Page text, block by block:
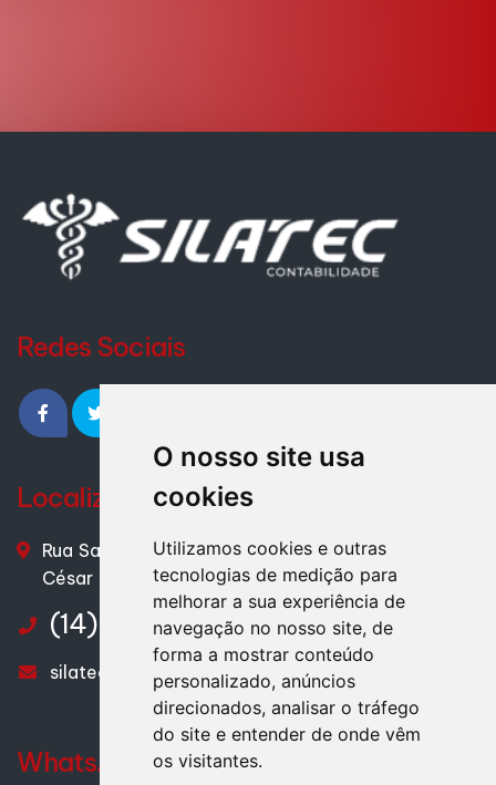
O nosso site usa
cookies
Utilizamos cookies e outras
tecnologias de medição para
melhorar a sua experiência de
navegação no nosso site, de
forma a mostrar conteúdo
personalizado, anúncios
direcionados, analisar o tráfego
do site e entender de onde vêm
os visitantes.
Redes Sociais
Localização
Rua Saldanha Marinho, nº 51 – Centro – Cerqueira
César - SP – CEP. 18760-007
(14) 3714-1358
silatec@silatec.com.br
WhatsApp